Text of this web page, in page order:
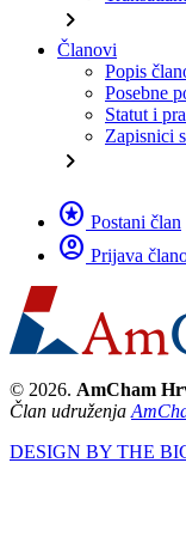
chevron_right
Članovi
Popis
Posebne
Statut i
Zapisnici
chevron_right
stars Postani član
account_circle Prijava
© 2026. AmCham
Član udruženja
DESIGN BY THE